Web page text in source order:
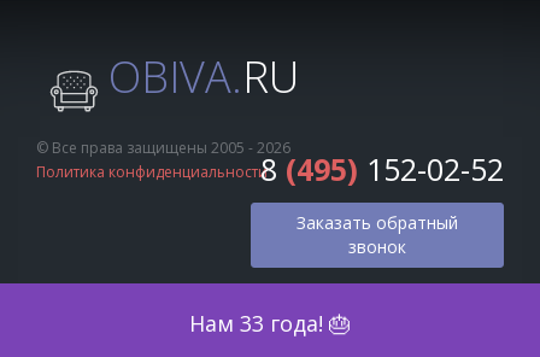
Нам 33 года! 🎂
OBIVA.RU
© Все права защищены 2005 - 2026
Политика конфиденциальности8 (495) 152-02-52
Заказать обратный
звонок